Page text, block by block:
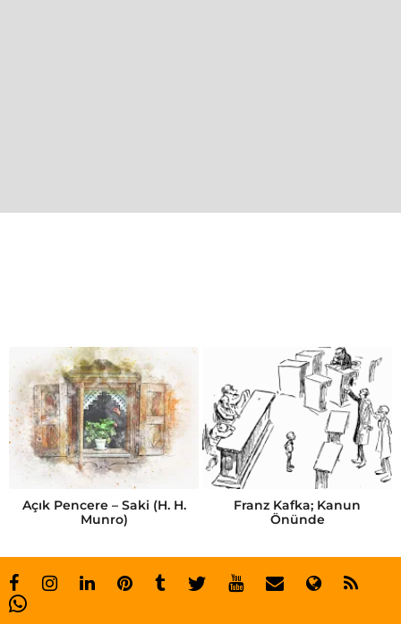
u
m
s
k
n
a
l
Açık Pencere – Saki (H. H.
Munro)
Franz Kafka; Kanun
Önünde